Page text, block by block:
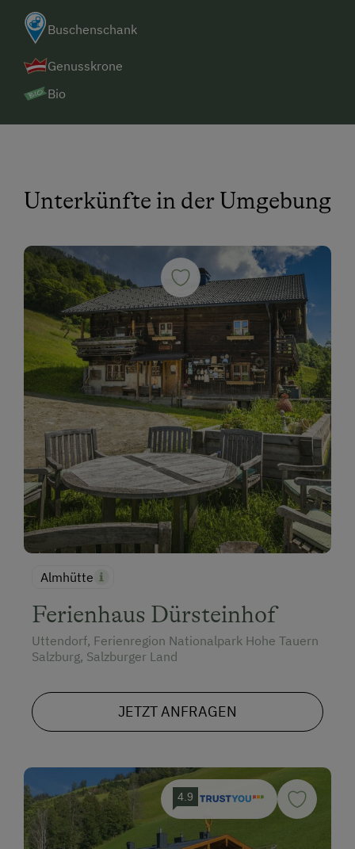
Buschenschank
Genusskrone
Bio
Unterkünfte in der Umgebung
Almhütte
Ferienhaus Dürsteinhof
Uttendorf, Ferienregion Nationalpark Hohe Tauern
Salzburg, Salzburger Land
JETZT ANFRAGEN
4.9